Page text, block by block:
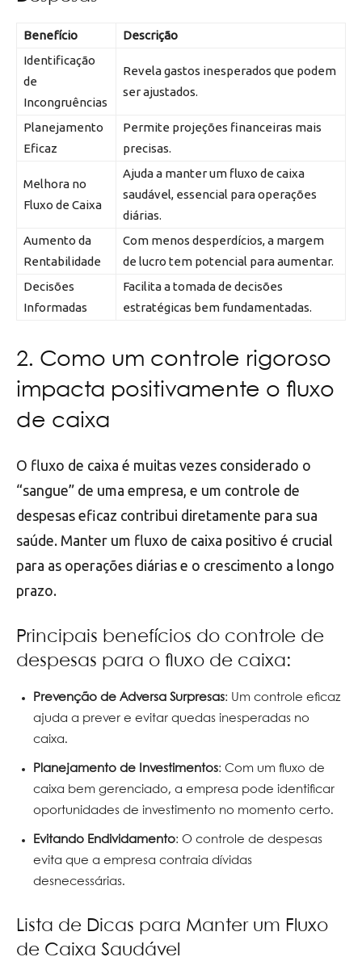
Benefício
Descrição
Identificação
de
Incongruências
Revela gastos inesperados que podem
ser ajustados.
Planejamento
Eficaz
Permite projeções financeiras mais
precisas.
Melhora no
Fluxo de Caixa
Ajuda a manter um fluxo de caixa
saudável, essencial para operações
diárias.
Aumento da
Rentabilidade
Com menos desperdícios, a margem
de lucro tem potencial para aumentar.
Decisões
Informadas
Facilita a tomada de decisões
estratégicas bem fundamentadas.
2. Como um controle rigoroso
impacta positivamente o fluxo
de caixa
O fluxo de caixa é muitas vezes considerado o
“sangue” de uma empresa, e um controle de
despesas eficaz contribui diretamente para sua
saúde. Manter um fluxo de caixa positivo é crucial
para as operações diárias e o crescimento a longo
prazo.
Principais benefícios do controle de
despesas para o fluxo de caixa:
Prevenção de Adversa Surpresas: Um controle eficaz
ajuda a prever e evitar quedas inesperadas no
caixa.
Planejamento de Investimentos: Com um fluxo de
caixa bem gerenciado, a empresa pode identificar
oportunidades de investimento no momento certo.
Evitando Endividamento: O controle de despesas
evita que a empresa contraia dívidas
desnecessárias.
Lista de Dicas para Manter um Fluxo
de Caixa Saudável